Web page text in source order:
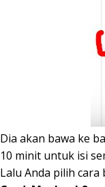
Dia akan bawa ke
10 minit untuk isi
Lalu Anda pilih